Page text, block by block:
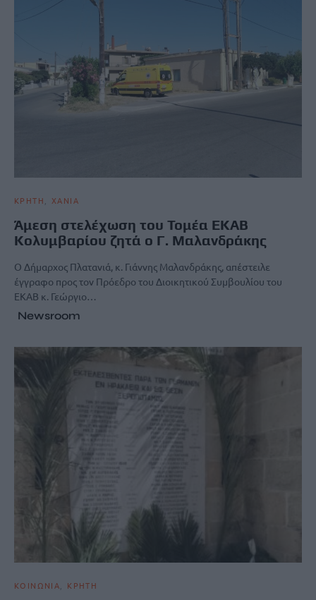
ΚΡΗΤΗ ΧΑΝΙΑ
Άμεση στελέχωση του Τομέα ΕΚΑΒ
Κολυμβαρίου ζητά ο Γ. Μαλανδράκης
Ο Δήμαρχος Πλατανιά, κ. Γιάννης Μαλανδράκης, απέστειλε
έγγραφο προς τον Πρόεδρο του Διοικητικού Συμβουλίου του
ΕΚΑΒ κ. Γεώργιο…
Newsroom
ΚΟΙΝΩΝΙΑ ΚΡΗΤΗ